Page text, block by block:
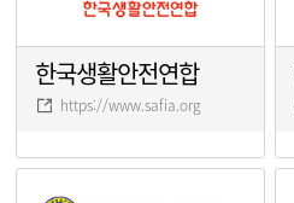
한국생활안전연합
https://www.safia.org